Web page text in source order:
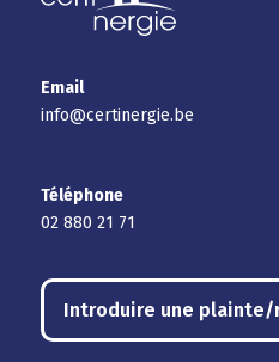
Email
info@certinergie.be
Téléphone
02 880 21 71
Introduire une plainte/